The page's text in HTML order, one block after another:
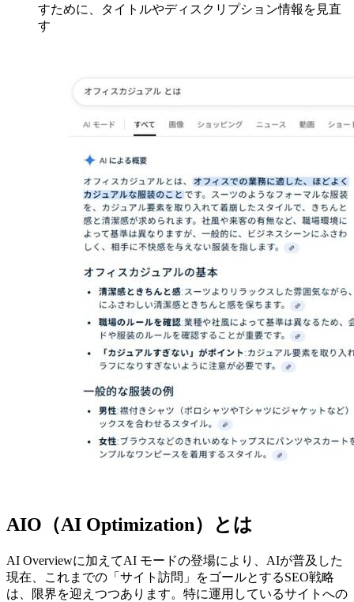
すために、タイトルやディスクリプション情報を見直
す
AIO（AI Optimization）とは
AI Overviewに加えてAI モードの登場により、AIが普及した
現在、これまでの「サイト訪問」をゴールとするSEO戦略
は、限界を迎えつつあります。特に運用しているサイトへの